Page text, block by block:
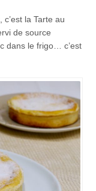
la Tarte au
de source
dans le frigo… c’est